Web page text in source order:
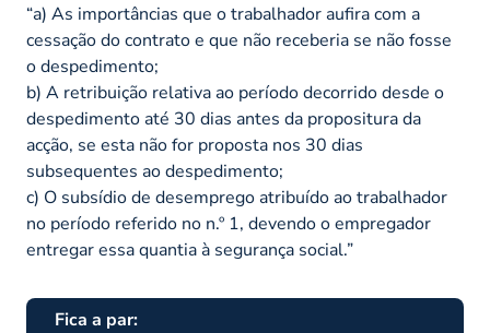
“a) As importâncias que o trabalhador aufira com a
cessação do contrato e que não receberia se não fosse
o despedimento;
b) A retribuição relativa ao período decorrido desde o
despedimento até 30 dias antes da propositura da
acção, se esta não for proposta nos 30 dias
subsequentes ao despedimento;
c) O subsídio de desemprego atribuído ao trabalhador
no período referido no n.º 1, devendo o empregador
entregar essa quantia à segurança social.”
Fica a par: